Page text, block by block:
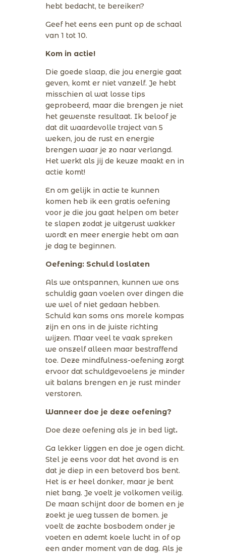
hebt bedacht, te bereiken?
Geef het eens een punt op de schaal
van 1 tot 10.
Kom in actie!
Die goede slaap, die jou energie gaat
geven, komt er niet vanzelf. Je hebt
misschien al wat losse tips
geprobeerd, maar die brengen je niet
het gewenste resultaat. Ik beloof je
dat dit waardevolle traject van 5
weken, jou de rust en energie
brengen waar je zo naar verlangd.
Het werkt als jij de keuze maakt en in
actie komt!
En om gelijk in actie te kunnen
komen heb ik een gratis oefening
voor je die jou gaat helpen om beter
te slapen zodat je uitgerust wakker
wordt en meer energie hebt om aan
je dag te beginnen.
Oefening: Schuld loslaten
Als we ontspannen, kunnen we ons
schuldig gaan voelen over dingen die
we wel of niet gedaan hebben.
Schuld kan soms ons morele kompas
zijn en ons in de juiste richting
wijzen. Maar veel te vaak spreken
we onszelf alleen maar bestraffend
toe. Deze mindfulness-oefening zorgt
ervoor dat schuldgevoelens je minder
uit balans brengen en je rust minder
verstoren.
Wanneer doe je deze oefening?
Doe deze oefening als je in bed ligt.
Ga lekker liggen en doe je ogen dicht.
Stel je eens voor dat het avond is en
dat je diep in een betoverd bos bent.
Het is er heel donker, maar je bent
niet bang. Je voelt je volkomen veilig.
De maan schijnt door de bomen en je
zoekt je weg tussen de bomen. je
voelt de zachte bosbodem onder je
voeten en ademt koele lucht in of op
een ander moment van de dag. Als je